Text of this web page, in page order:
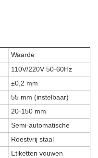
Waarde
110V/220V 50-60Hz
±0,2 mm
55 mm (instelbaar)
20-150 mm
Semi-automatische
Roestvrij staal
Etiketten vouwen